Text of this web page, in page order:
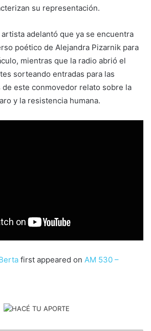
su representación.
adelantó que ya se encuentra
poético de Alejandra Pizarnik para
mientras que la radio abrió el
sorteando entradas para las
este conmovedor relato sobre la
y la resistencia humana.
first appeared on AM 530 –